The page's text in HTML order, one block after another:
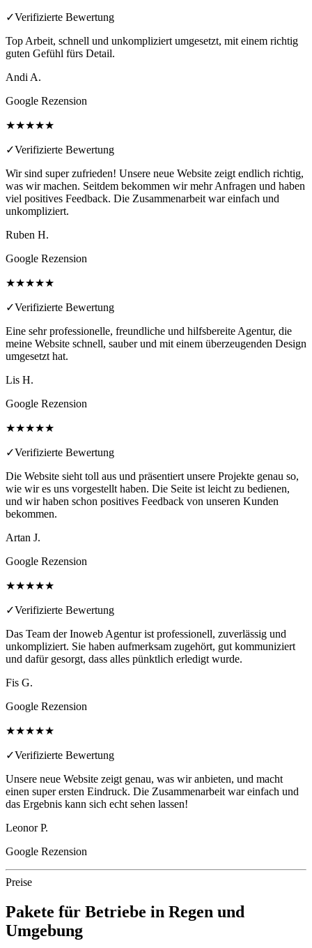
✓Verifizierte Bewertung
Top Arbeit, schnell und unkompliziert umgesetzt, mit einem richtig
guten Gefühl fürs Detail.
Andi A.
Google Rezension
★★★★★
✓Verifizierte Bewertung
Wir sind super zufrieden! Unsere neue Website zeigt endlich richtig,
was wir machen. Seitdem bekommen wir mehr Anfragen und haben
viel positives Feedback. Die Zusammenarbeit war einfach und
unkompliziert.
Ruben H.
Google Rezension
★★★★★
✓Verifizierte Bewertung
Eine sehr professionelle, freundliche und hilfsbereite Agentur, die
meine Website schnell, sauber und mit einem überzeugenden Design
umgesetzt hat.
Lis H.
Google Rezension
★★★★★
✓Verifizierte Bewertung
Die Website sieht toll aus und präsentiert unsere Projekte genau so,
wie wir es uns vorgestellt haben. Die Seite ist leicht zu bedienen,
und wir haben schon positives Feedback von unseren Kunden
bekommen.
Artan J.
Google Rezension
★★★★★
✓Verifizierte Bewertung
Das Team der Inoweb Agentur ist professionell, zuverlässig und
unkompliziert. Sie haben aufmerksam zugehört, gut kommuniziert
und dafür gesorgt, dass alles pünktlich erledigt wurde.
Fis G.
Google Rezension
★★★★★
✓Verifizierte Bewertung
Unsere neue Website zeigt genau, was wir anbieten, und macht
einen super ersten Eindruck. Die Zusammenarbeit war einfach und
das Ergebnis kann sich echt sehen lassen!
Leonor P.
Google Rezension
Preise
Pakete für Betriebe in Regen und
Umgebung